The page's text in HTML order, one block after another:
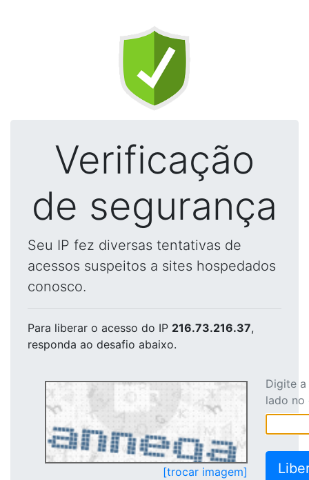
Verificação
de segurança
Seu IP fez diversas tentativas de
acessos suspeitos a sites hospedados
conosco.
Para liberar o acesso do IP 216.73.216.37,
responda ao desafio abaixo.
[trocar imagem]
Digite
lado no